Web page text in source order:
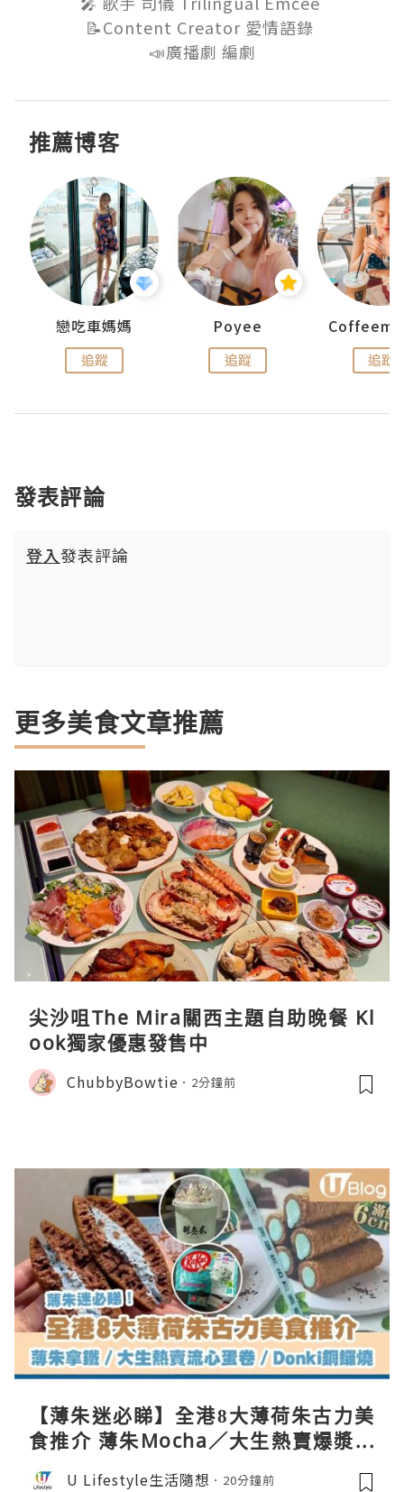
📝Content Creator 愛情語錄
📣廣播劇 編劇
推薦博客
戀吃車媽媽
追蹤
Poyee
追蹤 追蹤
發表評論
登入發表評論
更多美食文章推薦
尖沙咀The Mira關西主題自助晚餐 Kl
ook獨家優惠發售中
ChubbyBowtie 2分鐘前
【薄朱迷必睇】全港8大薄荷朱古力美
食推介 薄朱Mocha／大生熱賣爆漿蛋
卷／Donki銅鑼燒
U Lifestyle生活隨想 20分鐘前